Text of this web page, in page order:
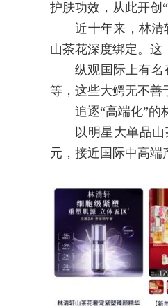
护肤功效，从此开创
近十年来，林清轩
山茶花深度绑定。这
纵观国际上有名有
等，这些大鳄无不善
追逐“高端化”的林
以明星大单品山茶
元，接近国际中高端